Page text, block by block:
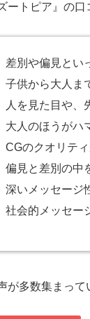
ートピア』の口
差別や偏見とい
子供から大人ま
人を見た目や、
大人のほうがハ
CGのクオリテ
偏見と差別の中
深いメッセージ
社会的メッセー
が多数集まって